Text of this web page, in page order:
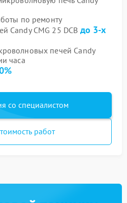
по ремонту
Candy CMG 25 DCB до 3-х
печей Candy
часа
со специалистом
работ